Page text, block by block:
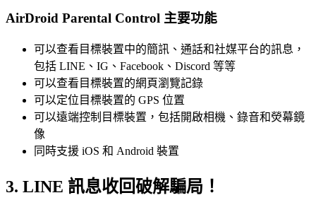
AirDroid Parental Control 主要功能
可以查看目標裝置中的簡訊、通話和社媒平台的訊息，
包括 LINE、IG、Facebook、Discord 等等
可以查看目標裝置的網頁瀏覽記錄
可以定位目標裝置的 GPS 位置
可以遠端控制目標裝置，包括開啟相機、錄音和熒幕鏡
像
同時支援 iOS 和 Android 裝置
3. LINE 訊息收回破解騙局！